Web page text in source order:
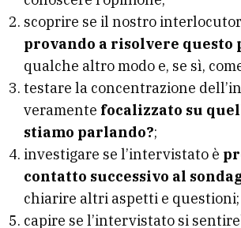
scoprire se il nostro
provando a risolvere questo
qualche altro modo e, se sì,
testare la concentrazione
veramente focalizzato su
stiamo parlando?;
investigare se l’intervistato è
contatto successivo al
chiarire altri aspetti e questioni;
capire se l’intervistato si